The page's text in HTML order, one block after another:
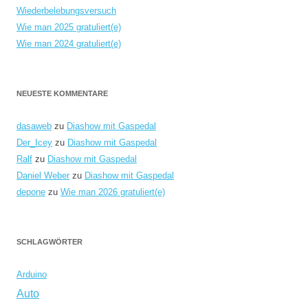
Wiederbelebungsversuch
Wie man 2025 gratuliert(e)
Wie man 2024 gratuliert(e)
NEUESTE KOMMENTARE
dasaweb zu Diashow mit Gaspedal
Der_Icey zu Diashow mit Gaspedal
Ralf zu Diashow mit Gaspedal
Daniel Weber zu Diashow mit Gaspedal
depone zu Wie man 2026 gratuliert(e)
SCHLAGWÖRTER
Arduino
Auto